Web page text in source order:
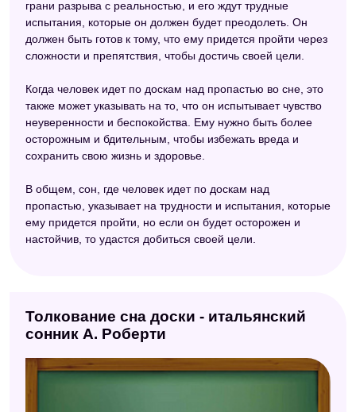
грани разрыва с реальностью, и его ждут трудные
испытания, которые он должен будет преодолеть. Он
должен быть готов к тому, что ему придется пройти через
сложности и препятствия, чтобы достичь своей цели.
Когда человек идет по доскам над пропастью во сне, это
также может указывать на то, что он испытывает чувство
неуверенности и беспокойства. Ему нужно быть более
осторожным и бдительным, чтобы избежать вреда и
сохранить свою жизнь и здоровье.
В общем, сон, где человек идет по доскам над
пропастью, указывает на трудности и испытания, которые
ему придется пройти, но если он будет осторожен и
настойчив, то удастся добиться своей цели.
Толкование сна доски - итальянский
сонник А. Роберти